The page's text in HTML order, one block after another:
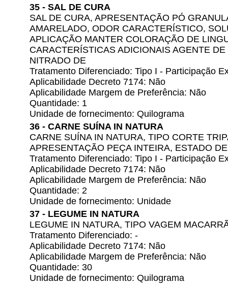
35 - SAL DE CURA
SAL DE CURA, APRESENTAÇÃO PÓ
AMARELADO, ODOR CARACTERÍSTICO,
APLICAÇÃO MANTER COLORAÇÃO DE
CARACTERÍSTICAS ADICIONAIS AGENTE
NITRADO DE
Tratamento Diferenciado: Tipo I - Participação
Aplicabilidade Decreto 7174: Não
Aplicabilidade Margem de Preferência: Não
Quantidade: 1
Unidade de fornecimento: Quilograma
36 - CARNE SUÍNA IN NATURA
CARNE SUÍNA IN NATURA, TIPO CORTE
APRESENTAÇÃO PEÇA INTEIRA, ESTADO
Tratamento Diferenciado: Tipo I - Participação
Aplicabilidade Decreto 7174: Não
Aplicabilidade Margem de Preferência: Não
Quantidade: 2
Unidade de fornecimento: Unidade
37 - LEGUME IN NATURA
LEGUME IN NATURA, TIPO VAGEM
Tratamento Diferenciado: -
Aplicabilidade Decreto 7174: Não
Aplicabilidade Margem de Preferência: Não
Quantidade: 30
Unidade de fornecimento: Quilograma